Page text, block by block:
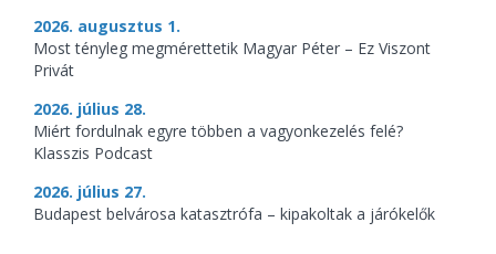
2026. augusztus 1.
Most tényleg megmérettetik Magyar Péter – Ez Viszont
Privát
2026. július 28.
Miért fordulnak egyre többen a vagyonkezelés felé?
Klasszis Podcast
2026. július 27.
Budapest belvárosa katasztrófa – kipakoltak a járókelők